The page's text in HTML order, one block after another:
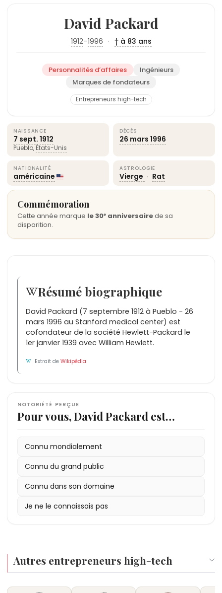
David Packard
1912–1996 · † à 83 ans
Personnalités d’affaires
Ingénieurs
Marques de fondateurs
Entrepreneurs high-tech
NAISSANCE
7 sept. 1912
Pueblo, États-Unis
DÉCÈS
26 mars 1996
NATIONALITÉ
américaine
ASTROLOGIE
Vierge · Rat
Commémoration
Cette année marque le 30ᵉ anniversairede sa
disparition.
Résumé biographique
David Packard (7 septembre 1912 à Pueblo - 26
mars 1996 au Stanford medical center) est
cofondateur de la société Hewlett-Packard le
1er janvier 1939 avec William Hewlett.
Extrait deWikipédia
NOTORIÉTÉ PERÇUE
Pour vous, David Packard est…
Connu mondialement
Connu du grand public
Connu dans son domaine
Je ne le connaissais pas
Autres entrepreneurs high-tech